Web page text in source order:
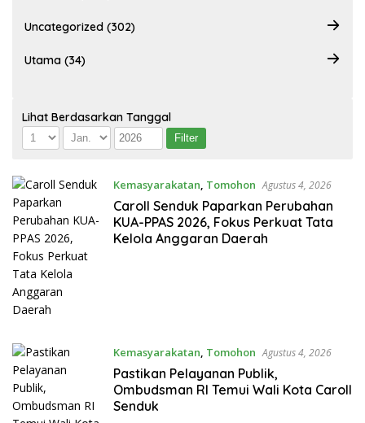
Uncategorized (302)
Utama (34)
Lihat Berdasarkan Tanggal
Kemasyarakatan, Tomohon Agustus 4, 2026
Caroll Senduk Paparkan Perubahan
KUA-PPAS 2026, Fokus Perkuat Tata
Kelola Anggaran Daerah
Kemasyarakatan, Tomohon Agustus 4, 2026
Pastikan Pelayanan Publik,
Ombudsman RI Temui Wali Kota Caroll
Senduk